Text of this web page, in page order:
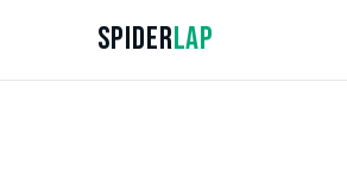
SpiderLap